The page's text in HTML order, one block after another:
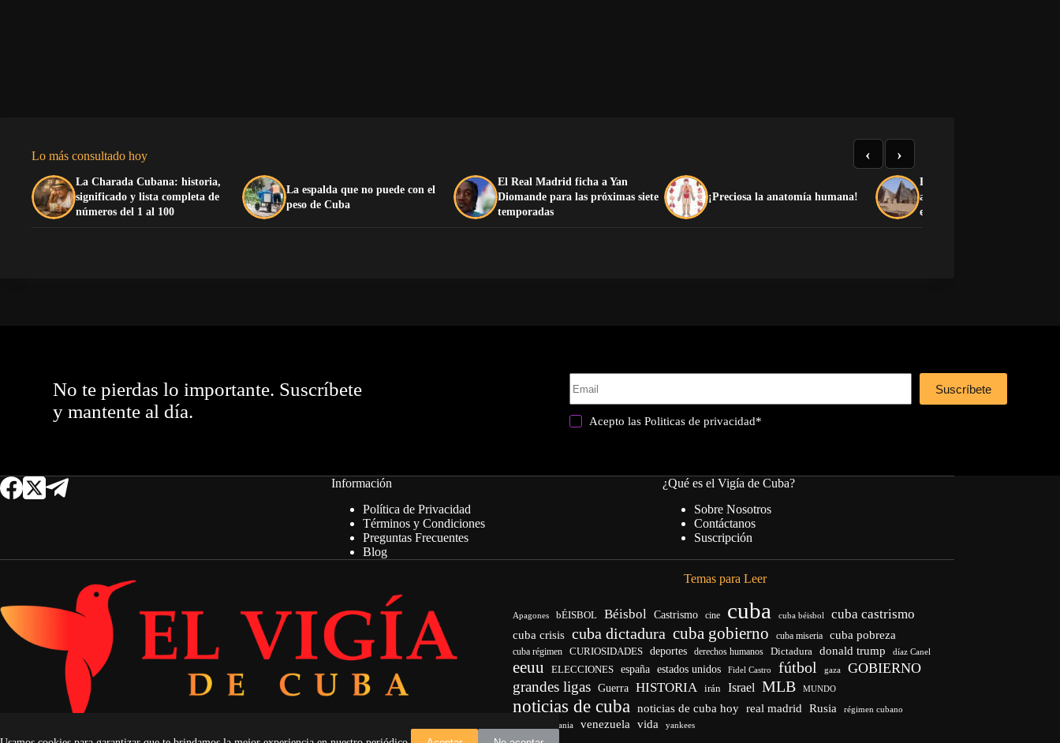
Lo más consultado hoy
La Charada Cubana: historia,
significado y lista completa de
números del 1 al 100
La espalda que no puede con el
peso de Cuba
El Real Madrid ficha a Yan
Diomande para las próximas siete
temporadas
¡Preciosa la anatomía humana!
La guerra y la arena
amenazan las pirámides de
en Sudán
‹ ›
No te pierdas lo importante. Suscríbete
y mantente al día.
Suscríbete
Acepto lasPoliticas de privacidad*
Información
Política de Privacidad
Términos y Condiciones
Preguntas Frecuentes
Blog
¿Qué es el Vigía de Cuba?
Sobre Nosotros
Contáctanos
Suscripción
Temas para Leer
Apagones bÉISBOL Béisbol Castrismo cine cuba cuba béisbol cuba castrismo
cuba crisis cuba dictadura cuba gobierno cuba miseria cuba pobreza
cuba régimen CURIOSIDADES deportes derechos humanos Dictadura donald trump díaz Canel
eeuu ELECCIONES españa estados unidos Fidel Castro fútbol gaza GOBIERNO
grandes ligas Guerra HISTORIA irán Israel MLB MUNDO
noticias de cuba noticias de cuba hoy real madrid Rusia régimen cubano
Ucrania venezuela vida yankees